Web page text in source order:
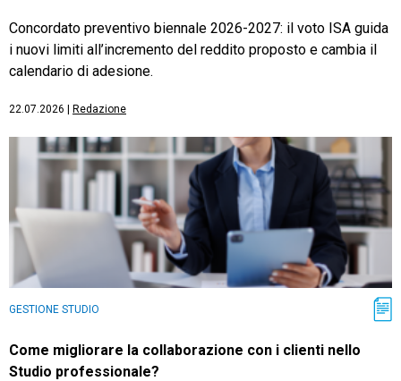
Concordato preventivo biennale 2026-2027: il voto ISA guida
i nuovi limiti all’incremento del reddito proposto e cambia il
calendario di adesione.
22.07.2026 Redazione
GESTIONE STUDIO
Come migliorare la collaborazione con i clienti nello
Studio professionale?